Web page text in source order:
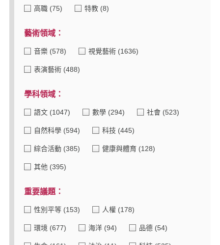
高職 (75) 特教 (8)
藝術領域：
音樂 (578) 視覺藝術 (1636)
表演藝術 (488)
學科領域：
語文 (1047) 數學 (294) 社會 (523)
自然科學 (594) 科技 (445)
綜合活動 (385) 健康與體育 (128)
其他 (395)
重要議題：
性別平等 (153) 人權 (178)
環境 (677) 海洋 (94) 品德 (54)